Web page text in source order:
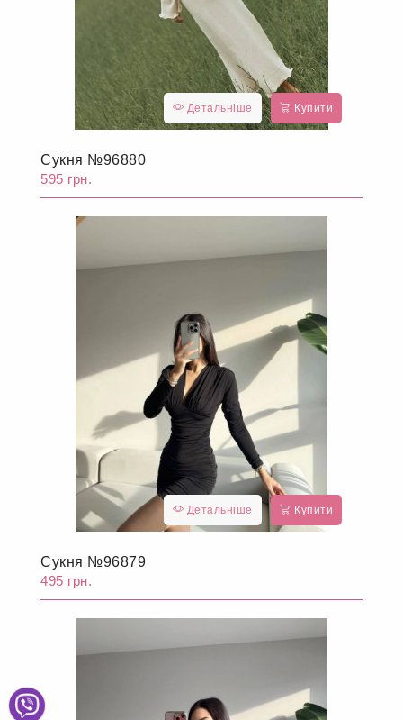
Детальніше Купити
Сукня №96880
595 грн.
Детальніше Купити
Сукня №96879
495 грн.